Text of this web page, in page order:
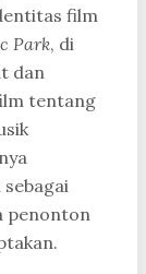
film
Park, di
dan
tentang
penonton